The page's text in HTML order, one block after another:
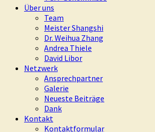
Über uns
Team
Meister Shangshi
Dr. Weihua Zhang
Andrea Thiele
David Libor
Netzwerk
Ansprechpartner
Galerie
Neueste Beiträge
Dank
Kontakt
Kontaktformular